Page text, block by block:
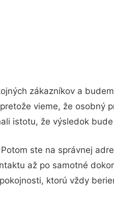
zákazníkov a
vieme, že osobný
istotu, že výsledok
ste na správnej
až po samotné
ktorú vždy